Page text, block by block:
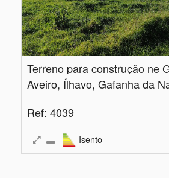
Aveiro, Ílhavo, Gafanha da
Ref: 4039
Isento